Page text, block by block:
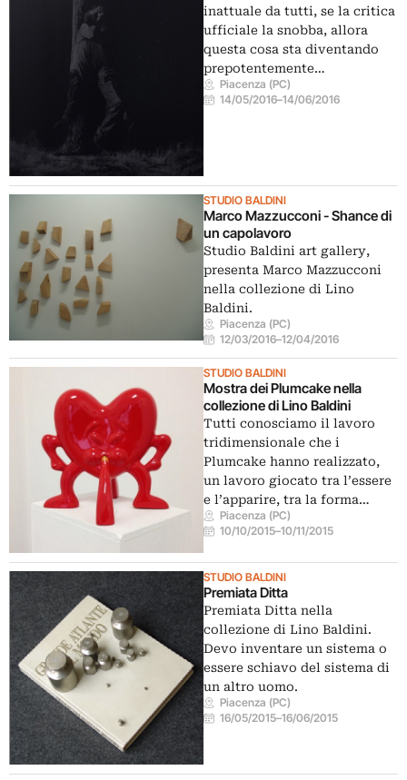
inattuale da tutti, se la critica
ufficiale la snobba, allora
questa cosa sta diventando
prepotentemente…
Piacenza (PC)
14/05/2016–14/06/2016
STUDIO BALDINI
Marco Mazzucconi - Shance di
un capolavoro
Studio Baldini art gallery,
presenta Marco Mazzucconi
nella collezione di Lino
Baldini.
Piacenza (PC)
12/03/2016–12/04/2016
STUDIO BALDINI
Mostra dei Plumcake nella
collezione di Lino Baldini
Tutti conosciamo il lavoro
tridimensionale che i
Plumcake hanno realizzato,
un lavoro giocato tra l’essere
e l’apparire, tra la forma…
Piacenza (PC)
10/10/2015–10/11/2015
STUDIO BALDINI
Premiata Ditta
Premiata Ditta nella
collezione di Lino Baldini.
Devo inventare un sistema o
essere schiavo del sistema di
un altro uomo.
Piacenza (PC)
16/05/2015–16/06/2015